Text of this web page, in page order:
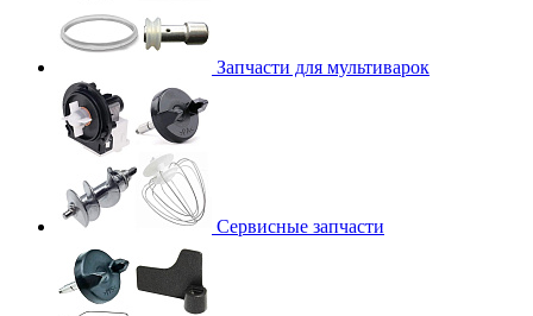
Запчасти для мультиварок
Сервисные запчасти